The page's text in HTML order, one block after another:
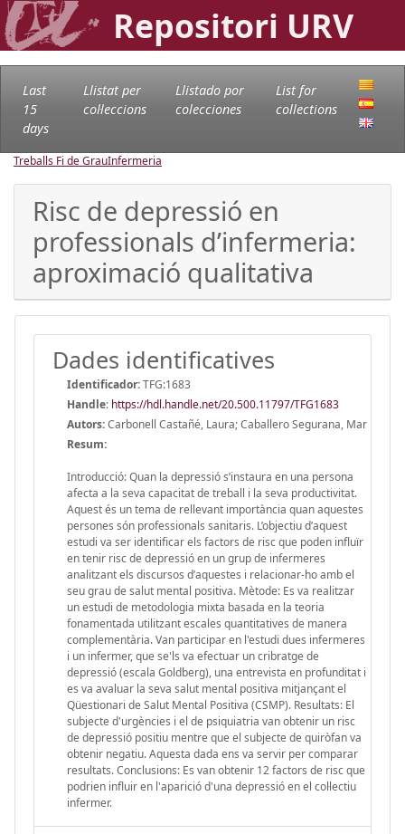
Repositori URV
Last
15
days
Llistat per
col·leccions
Llistado por
colecciones
List for
collections
Treballs Fi de GrauInfermeria
Risc de depressió en
professionals d’infermeria:
aproximació qualitativa
Dades identificatives
Identificador:TFG:1683
Handle: https://hdl.handle.net/20.500.11797/TFG1683
Autors:Carbonell Castañé, Laura; Caballero Segurana, Mar
Resum:
Introducció: Quan la depressió s’instaura en una persona
afecta a la seva capacitat de treball i la seva productivitat.
Aquest és un tema de rellevant importància quan aquestes
persones són professionals sanitaris. L’objectiu d’aquest
estudi va ser identificar els factors de risc que poden influïr
en tenir risc de depressió en un grup de infermeres
analitzant els discursos d’aquestes i relacionar-ho amb el
seu grau de salut mental positiva. Mètode: Es va realitzar
un estudi de metodologia mixta basada en la teoria
fonamentada utilitzant escales quantitatives de manera
complementària. Van participar en l'estudi dues infermeres
i un infermer, que se'ls va efectuar un cribratge de
depressió (escala Goldberg), una entrevista en profunditat i
es va avaluar la seva salut mental positiva mitjançant el
Qüestionari de Salut Mental Positiva (CSMP). Resultats: El
subjecte d'urgències i el de psiquiatria van obtenir un risc
de depressió positiu mentre que el subjecte de quiròfan va
obtenir negatiu. Aquesta dada ens va servir per comparar
resultats. Conclusions: Es van obtenir 12 factors de risc que
podrien influir en l'aparició d'una depressió en el col·lectiu
infermer.